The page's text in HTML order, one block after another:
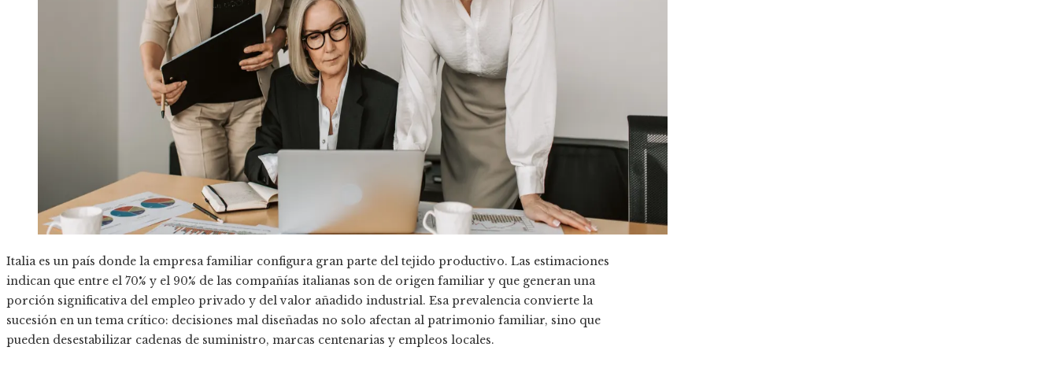
Italia es un país donde la empresa familiar configura gran parte del tejido productivo. Las estimaciones
indican que entre el 70% y el 90% de las compañías italianas son de origen familiar y que generan una
porción significativa del empleo privado y del valor añadido industrial. Esa prevalencia convierte la
sucesión en un tema crítico: decisiones mal diseñadas no solo afectan al patrimonio familiar, sino que
pueden desestabilizar cadenas de suministro, marcas centenarias y empleos locales.